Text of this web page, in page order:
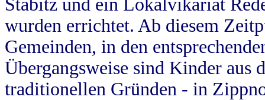
Stabitz und ein Lokalvikariat
wurden errichtet. Ab diesem
Gemeinden, in den
Übergangsweise sind Kinder aus
traditionellen Gründen - in